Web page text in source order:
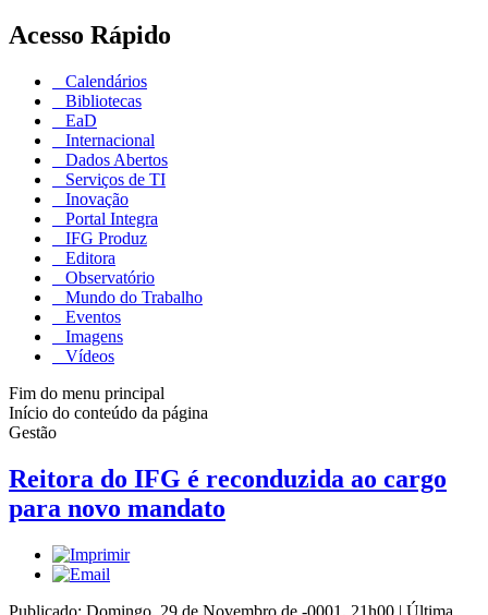
Acesso Rápido
Calendários
Bibliotecas
EaD
Internacional
Dados Abertos
Serviços de TI
Inovação
Portal Integra
IFG Produz
Editora
Observatório
Mundo do Trabalho
Eventos
Imagens
Vídeos
Fim do menu principal
Início do conteúdo da página
Gestão
Reitora do IFG é reconduzida ao cargo
para novo mandato
Publicado: Domingo, 29 de Novembro de -0001, 21h00 | Última